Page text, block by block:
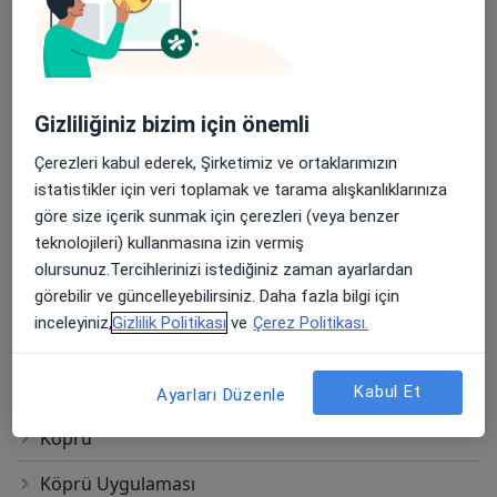
Empress Porselen Kaplama
Estetik Diş Hekimliği Uygulamaları
Estetik Porselen
Gülüş Tasarımı
Hareketli Protez
Hassas Bağlantılı Protezler
Inlay - Onlay (Porselen Dolgu)
Köprü
Köprü Uygulaması
Gizliliğiniz bizim için önemli
Çerezleri kabul ederek, Şirketimiz ve ortaklarımızın
istatistikler için veri toplamak ve tarama alışkanlıklarınıza
göre size içerik sunmak için çerezleri (veya benzer
teknolojileri) kullanmasına izin vermiş
olursunuz.Tercihlerinizi istediğiniz zaman ayarlardan
görebilir ve güncelleyebilirsiniz. Daha fazla bilgi için
inceleyiniz,Gizlilik Politikası ve Çerez Politikası.
Ayarları Düzenle Kabul Et